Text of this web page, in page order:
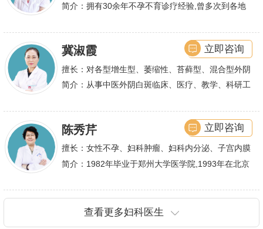
管积水、输卵管粘连；盆腔粘连、宫腔粘连、多囊卵
简介：拥有30余年不孕不育诊疗经验,曾多次到各地
冀淑霞
擅长：对各型增生型、萎缩性、苔藓型、混合型外阴
白斑的诊治
简介：从事中医外阴白斑临床、医疗、教学、科研工
立即咨询
陈秀芹
擅长：女性不孕、妇科肿瘤、妇科内分泌、子宫内膜
异位症、多囊卵巢等疾病的诊治,宫腹腔镜手术,盆底
简介：1982年毕业于郑州大学医学院,1993年在北京
立即咨询
查看更多妇科医生